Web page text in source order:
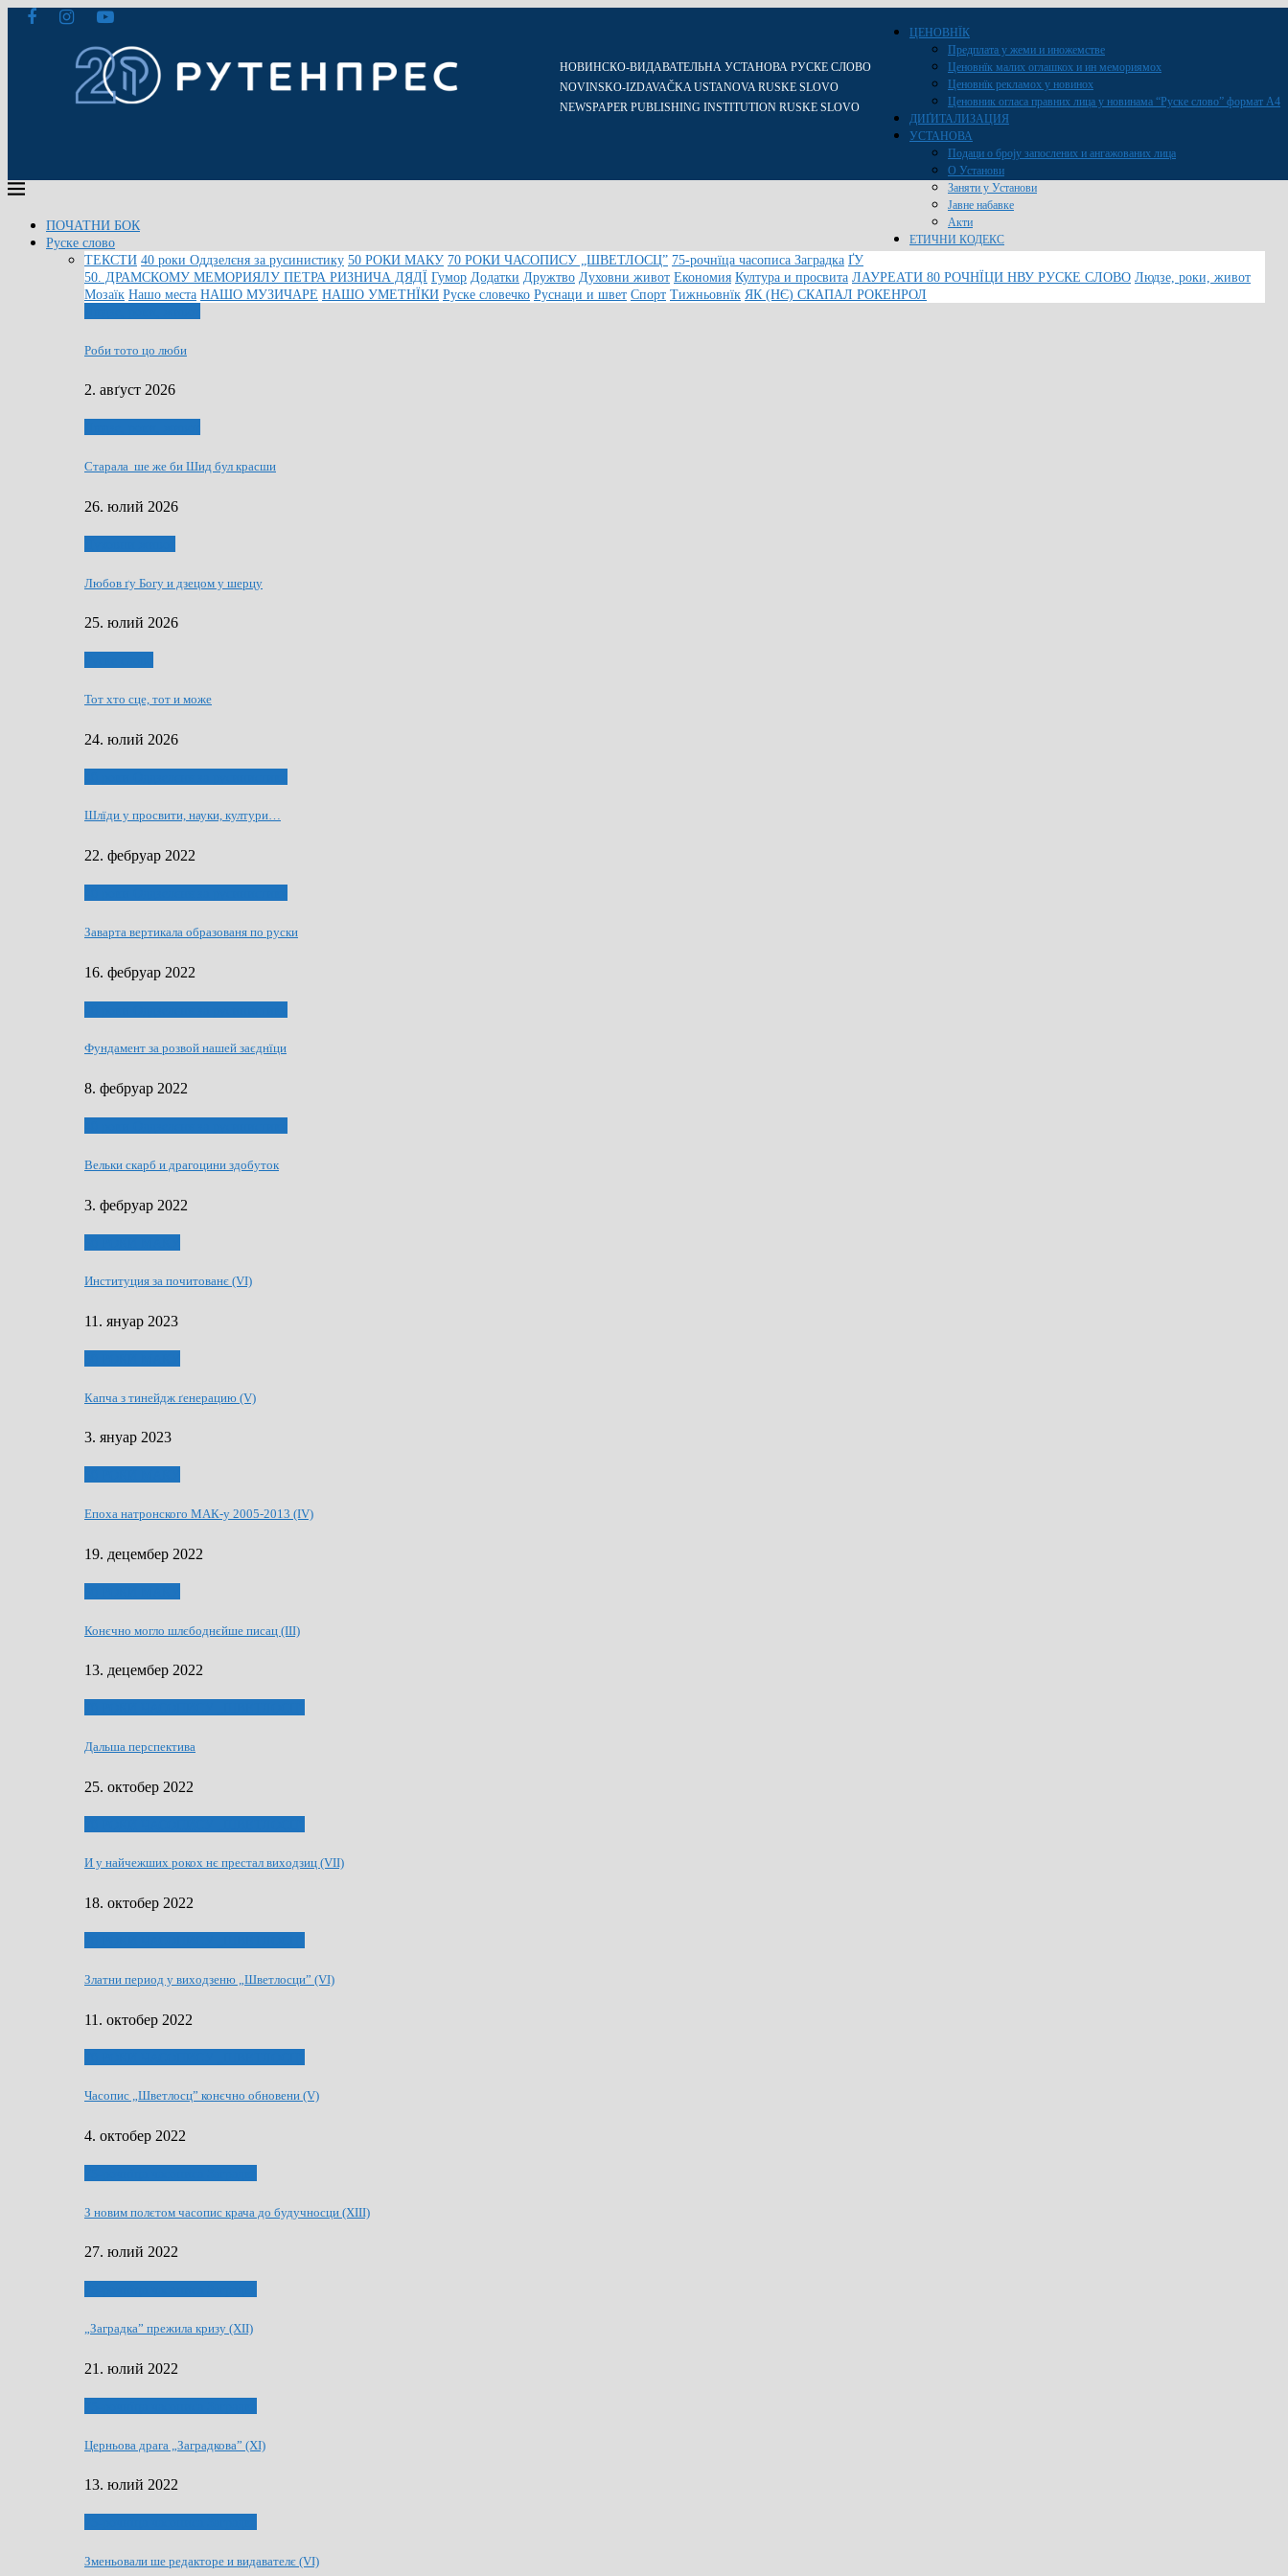
ЦЕНОВНЇК
Предплата у жеми и иножемстве
Ценовнїк малих оглашкох и ин мемориямох
Ценовнїк рекламох у новинох
Ценовник огласа правних лица у новинама “Руске слово” формат A4
ДИҐИТАЛИЗАЦИЯ
УСТАНОВА
Подаци о броју запослених и ангажованих лица
О Установи
Заняти у Установи
Јавне набавке
Акти
ЕТИЧНИ КОДЕКС
НОВИНСКО-ВИДАВАТЕЛЬНА УСТАНОВА РУСКЕ СЛОВО
NOVINSKO-IZDAVAČKA USTANOVA RUSKE SLOVO
NEWSPAPER PUBLISHING INSTITUTION RUSKE SLOVO
ПОЧАТНИ БОК
Руске слово
ТЕКСТИ 40 роки Оддзелєня за русинистику 50 РОКИ МАКУ 70 РОКИ ЧАСОПИСУ „ШВЕТЛОСЦ” 75-рочнїца часописа Заградка ҐУ
50. ДРАМСКОМУ МЕМОРИЯЛУ ПЕТРА РИЗНИЧА ДЯДЇ Гумор Додатки Дружтво Духовни живот Економия Култура и просвита ЛАУРЕАТИ 80 РОЧНЇЦИ НВУ РУСКЕ СЛОВО Людзе, роки, живот
Мозаїк Нашо места НАШО МУЗИЧАРЕ НАШО УМЕТНЇКИ Руске словечко Руснаци и швет Спорт Тижньовнїк ЯК (НЄ) СКАПАЛ РОКЕНРОЛ
Роби тото цо люби
2. авґуст 2026
Старала ше же би Шид бул красши
26. юлий 2026
Любов ґу Богу и дзецом у шерцу
25. юлий 2026
Тот хто сце, тот и може
24. юлий 2026
Шлїди у просвити, науки, култури…
22. фебруар 2022
Заварта вертикала образованя по руски
16. фебруар 2022
Фундамент за розвой нашей заєднїци
8. фебруар 2022
Вельки скарб и драгоцини здобуток
3. фебруар 2022
Институция за почитованє (VI)
11. януар 2023
Капча з тинейдж ґенерацию (V)
3. януар 2023
Епоха натронского МАК-у 2005-2013 (IV)
19. децембер 2022
Конєчно могло шлєбоднєйше писац (III)
13. децембер 2022
Дальша перспектива
25. октобер 2022
И у найчежших рокох нє престал виходзиц (VII)
18. октобер 2022
Златни период у виходзеню „Шветлосци” (VI)
11. октобер 2022
Часопис „Шветлосц” конєчно обновени (V)
4. октобер 2022
З новим полєтом часопис крача до будучносци (XIII)
27. юлий 2022
„Заградка” прежила кризу (XII)
21. юлий 2022
Церньова драга „Заградкова” (XI)
13. юлий 2022
Зменьовали ше редакторе и видавателє (VI)